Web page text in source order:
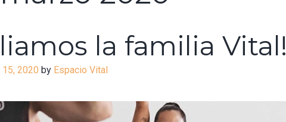
la familia Vital!
2020 by Espacio Vital